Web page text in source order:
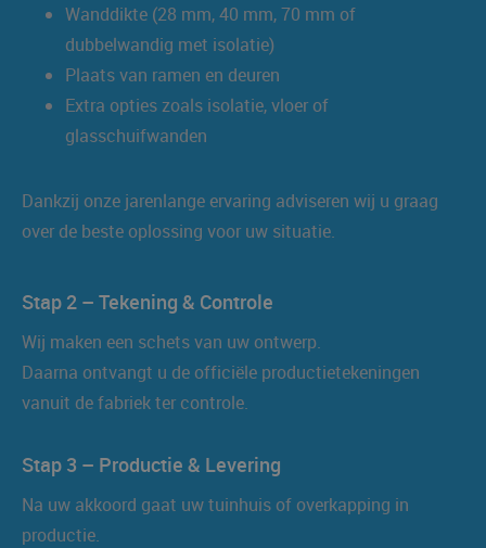
Wanddikte (28 mm, 40 mm, 70 mm of
dubbelwandig met isolatie)
Plaats van ramen en deuren
Extra opties zoals isolatie, vloer of
glasschuifwanden
Dankzij onze jarenlange ervaring adviseren wij u graag
over de beste oplossing voor uw situatie.
Stap 2 – Tekening & Controle
Wij maken een schets van uw ontwerp.
Daarna ontvangt u de officiële productietekeningen
vanuit de fabriek ter controle.
Stap 3 – Productie & Levering
Na uw akkoord gaat uw tuinhuis of overkapping in
productie.